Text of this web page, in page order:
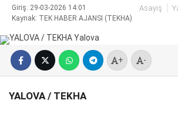
POLITIKA
SIYASET
DÜNYA
METEOROLOJI
Giriş: 29-03-2026 14:01
Kaynak: TEK HABER AJANSI (TEKHA)
Asayiş
+ -
YALOVA / TEKHA